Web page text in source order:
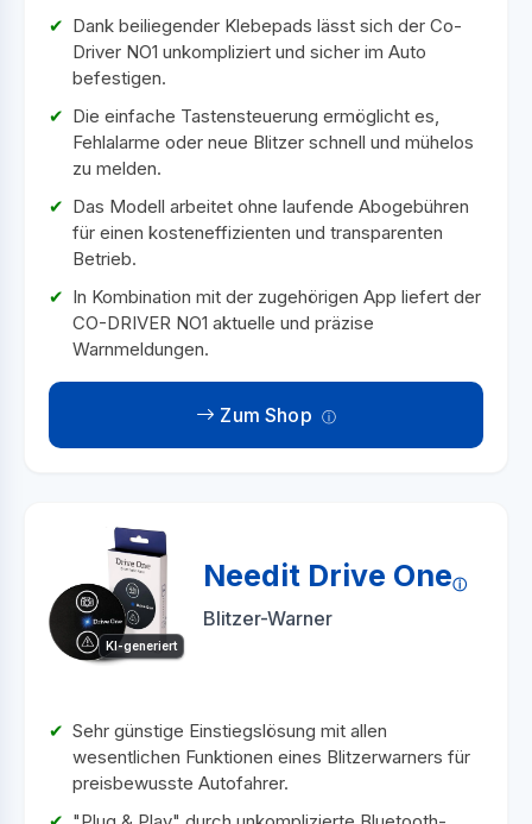
Dank beiliegender Klebepads lässt sich der Co-
Driver NO1 unkompliziert und sicher im Auto
befestigen.
Die einfache Tastensteuerung ermöglicht es,
Fehlalarme oder neue Blitzer schnell und mühelos
zu melden.
Das Modell arbeitet ohne laufende Abogebühren
für einen kosteneffizienten und transparenten
Betrieb.
In Kombination mit der zugehörigen App liefert der
CO-DRIVER NO1 aktuelle und präzise
Warnmeldungen.
Zum Shop
KI-generiert
Needit Drive One
Blitzer-Warner
Sehr günstige Einstiegslösung mit allen
wesentlichen Funktionen eines Blitzerwarners für
preisbewusste Autofahrer.